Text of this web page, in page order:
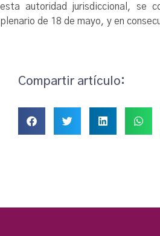
esta autoridad jurisdiccional, se
plenario de 18 de mayo, y en
Compartir artículo: